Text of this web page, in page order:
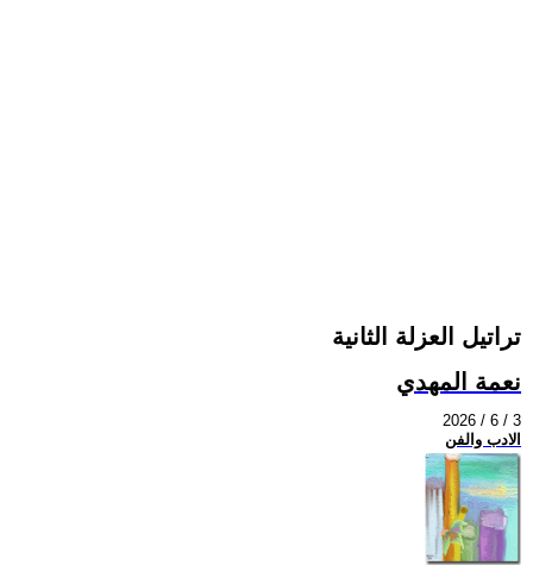
تراتيل العزلة الثانية
نعمة المهدي
2026 / 6 / 3
الادب والفن